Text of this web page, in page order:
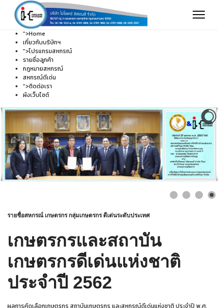
">Home
เกี่ยวกับบริษัทฯ
">โปรแกรมสหกรณ์
รายชื่อลูกค้า
กฎหมายสหกรณ์
สหกรณ์ดีเด่น
">ติดต่อเรา
ผังเว็บไซต์
รายชื่อสหกรณ์ เกษตรกร กลุ่มเกษตรกร ดีเด่นระดับประเทศ
เกษตรกรและสถาบัน
เกษตรกรดีเด่นแห่งชาติ
ประจำปี 2562
ผลการคัดเลือกเกษตรกร สถาบันเกษตรกร และสหกรณ์ดีเด่นแห่งชาติ ประจำปี พ.ศ.